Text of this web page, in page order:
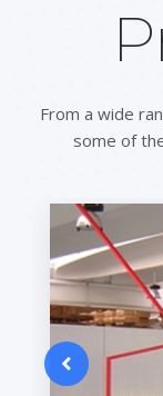
From a wide
some of